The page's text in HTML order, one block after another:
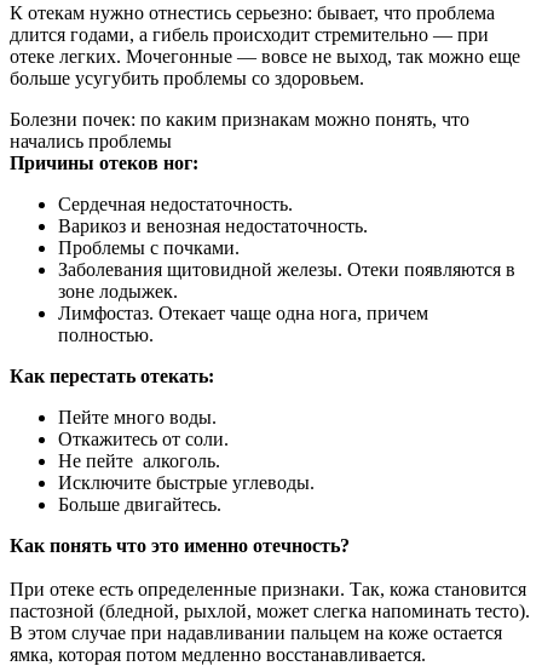
К отекам нужно отнестись серьезно: бывает, что проблема
длится годами, а гибель происходит стремительно — при
отеке легких. Мочегонные — вовсе не выход, так можно еще
больше усугубить проблемы со здоровьем.
Болезни почек: по каким признакам можно понять, что
начались проблемы
Причины отеков ног:
Сердечная недостаточность.
Варикоз и венозная недостаточность.
Проблемы с почками.
Заболевания щитовидной железы. Отеки появляются в
зоне лодыжек.
Лимфостаз. Отекает чаще одна нога, причем
полностью.
Как перестать отекать:
Пейте много воды.
Откажитесь от соли.
Не пейте алкоголь.
Исключите быстрые углеводы.
Больше двигайтесь.
Как понять что это именно отечность?
При отеке есть определенные признаки. Так, кожа становится
пастозной (бледной, рыхлой, может слегка напоминать тесто).
В этом случае при надавливании пальцем на коже остается
ямка, которая потом медленно восстанавливается.